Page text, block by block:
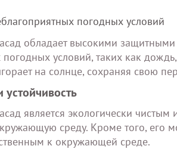
погодных условий
обладает высокими
условий, таких как
на солнце, сохраняя свою
устойчивость
является экологически
среду. Кроме того, его
к окружающей среде.